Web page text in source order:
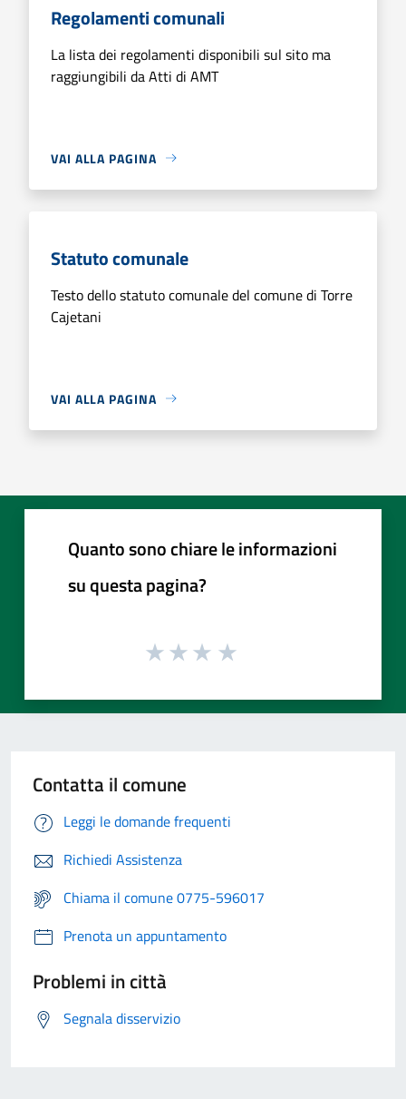
Regolamenti comunali
La lista dei regolamenti disponibili sul sito ma
raggiungibili da Atti di AMT
VAI ALLA PAGINA
Statuto comunale
Testo dello statuto comunale del comune di Torre
Cajetani
VAI ALLA PAGINA
Quanto sono chiare le informazioni
su questa pagina?
Contatta il comune
Leggi le domande frequenti
Richiedi Assistenza
Chiama il comune 0775-596017
Prenota un appuntamento
Problemi in città
Segnala disservizio